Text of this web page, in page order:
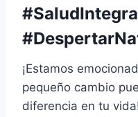
¡Estamos
pequeño cambio
diferencia en tu